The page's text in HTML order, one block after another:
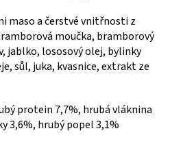
maso a čerstvé vnitřnosti z
moučka, bramborový
jablko, lososový olej, bylinky
sůl, juka, kvasnice, extrakt ze
protein 7,7%, hrubá vláknina
3,6%, hrubý popel 3,1%